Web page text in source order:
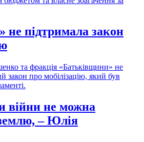
не підтримала закон
та фракція «Батьківщини» не
закон про мобілізацію, який був
війни не можна
– Юлія